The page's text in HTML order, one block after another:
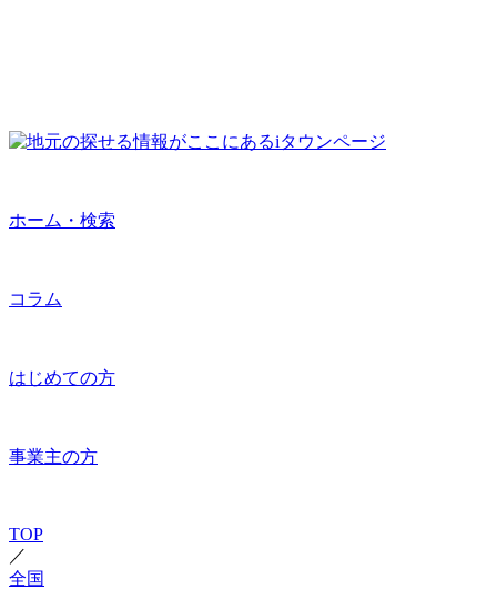
ホーム・検索
コラム
はじめての方
事業主の方
TOP
／
全国